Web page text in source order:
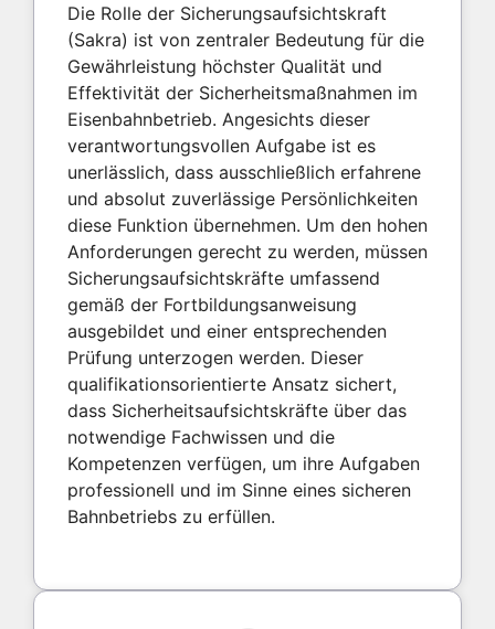
Die Rolle der Sicherungsaufsichtskraft
(Sakra) ist von zentraler Bedeutung für die
Gewährleistung höchster Qualität und
Effektivität der Sicherheitsmaßnahmen im
Eisenbahnbetrieb. Angesichts dieser
verantwortungsvollen Aufgabe ist es
unerlässlich, dass ausschließlich erfahrene
und absolut zuverlässige Persönlichkeiten
diese Funktion übernehmen. Um den hohen
Anforderungen gerecht zu werden, müssen
Sicherungsaufsichtskräfte umfassend
gemäß der Fortbildungsanweisung
ausgebildet und einer entsprechenden
Prüfung unterzogen werden. Dieser
qualifikationsorientierte Ansatz sichert,
dass Sicherheitsaufsichtskräfte über das
notwendige Fachwissen und die
Kompetenzen verfügen, um ihre Aufgaben
professionell und im Sinne eines sicheren
Bahnbetriebs zu erfüllen.